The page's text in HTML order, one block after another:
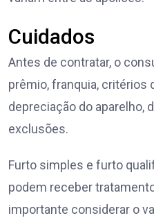
Cuidados
Antes de contratar, o
prêmio, franquia, critérios
depreciação do aparelho,
exclusões.
Furto simples e furto
podem receber
importante considerar o